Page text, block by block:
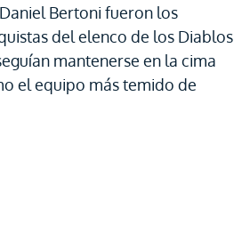
Bertoni fueron los
del elenco de los Diablos
mantenerse en la cima
el equipo más temido de